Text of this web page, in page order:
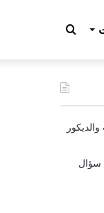
بحث
عن